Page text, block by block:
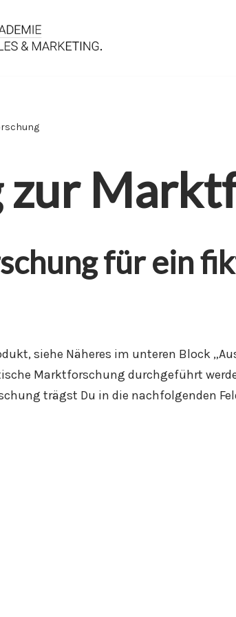
zur
für ein
siehe Näheres im unteren Block
Marktforschung durchgeführt
trägst Du in die nachfolgenden